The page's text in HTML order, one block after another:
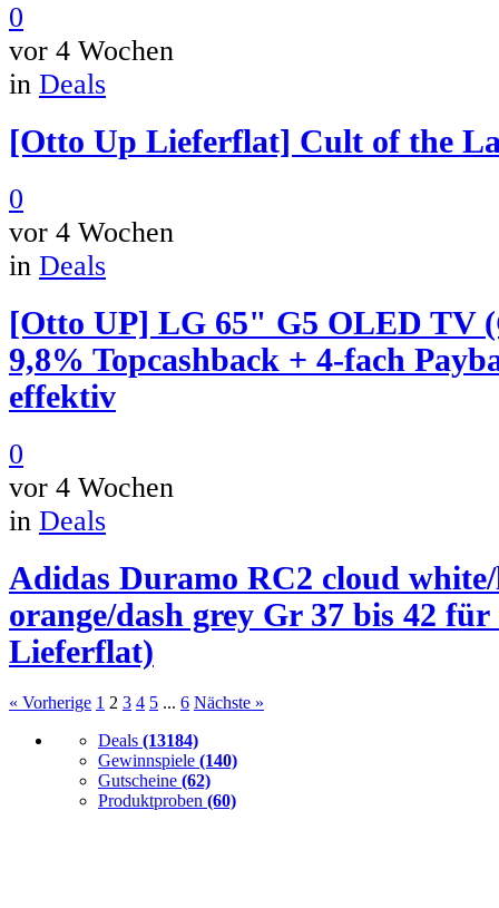
0
vor 4 Wochen
in Deals
[Otto Up Lieferflat] Cult of the
0
vor 4 Wochen
in Deals
[Otto UP] LG 65" G5 OLED TV
9,8% Topcashback + 4-fach
effektiv
0
vor 4 Wochen
in Deals
Adidas Duramo RC2 cloud
orange/dash grey Gr 37 bis 42 für
Lieferflat)
« Vorherige 1 2 3 4 5 ... 6 Nächste »
Deals (13184)
Gewinnspiele (140)
Gutscheine (62)
Produktproben (60)